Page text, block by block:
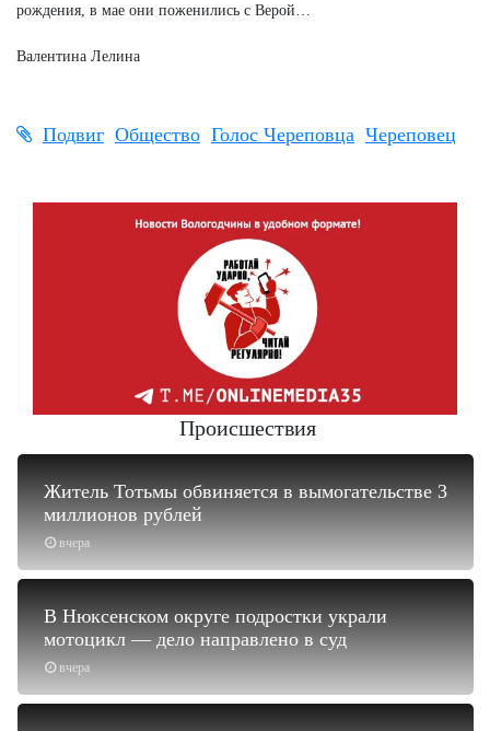
рождения, в мае они поженились с Верой…
Валентина Лелина
Подвиг Общество Голос Череповца Череповец
Происшествия
вчера
Житель Тотьмы обвиняется в вымогательстве 3
миллионов рублей
вчера
В Нюксенском округе подростки украли
мотоцикл — дело направлено в суд